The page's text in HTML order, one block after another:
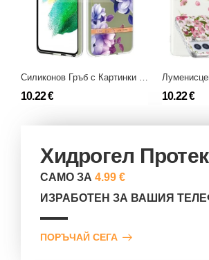
Силиконов Гръб с Картинки за Samsung Galaxy S21 FE
10.22 € 10.22 €
Хидрогел
САМО ЗА4.99 €
ИЗРАБОТЕН ЗА ВАШИЯ
ПОРЪЧАЙ СЕГА